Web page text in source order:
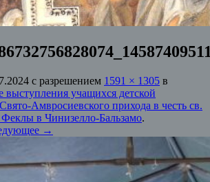
с разрешением 1591 × 1305 в
выступления учащихся детской
Амвросиевского прихода в честь св.
в Чинизелло-Бальзамо.
→